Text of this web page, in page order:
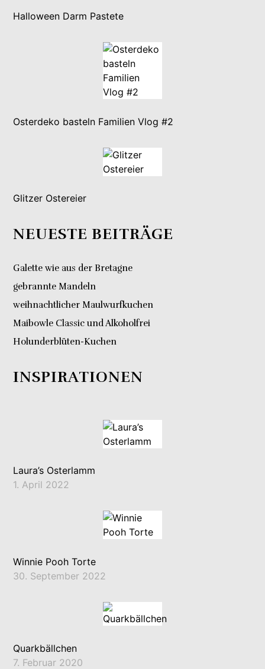
Halloween Darm Pastete
Osterdeko basteln Familien Vlog #2
Glitzer Ostereier
NEUESTE BEITRÄGE
Galette wie aus der Bretagne
gebrannte Mandeln
weihnachtlicher Maulwurfkuchen
Maibowle Classic und Alkoholfrei
Holunderblüten-Kuchen
INSPIRATIONEN
Laura’s Osterlamm
1. April 2022
Winnie Pooh Torte
30. September 2022
Quarkbällchen
7. Februar 2020